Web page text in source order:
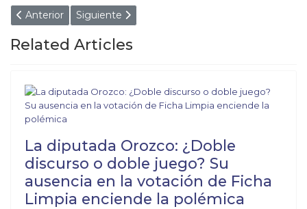
Artículo anterior: "LOS ROMERO VUELVEN A LA CARGA"
Anterior Artículo siguiente: PROVINCIA PROPUSO UN
Siguiente
Related Articles
La diputada Orozco: ¿Doble
discurso o doble juego? Su
ausencia en la votación de Ficha
Limpia enciende la polémica